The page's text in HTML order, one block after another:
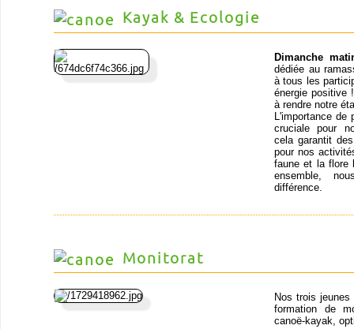
Kayak & Ecologie
Dimanche
dédiée au
à tous les
énergie positive
à rendre notre
L'importance de
cruciale pour
cela garantit
pour nos
faune et la flore
ensemble,
différence.
Monitorat
Nos trois
formation de
canoë-kayak,